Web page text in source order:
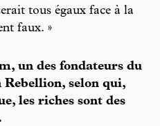
tous égaux face à la
faux. »
un des fondateurs du
selon qui,
les riches sont des